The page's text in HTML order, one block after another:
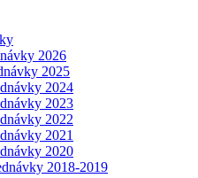
2026
2025
2024
2023
2022
2021
2020
2018-2019